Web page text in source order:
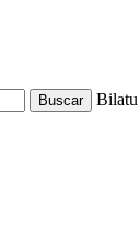
Bilatu